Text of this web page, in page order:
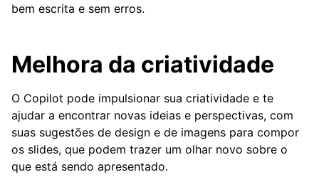
bem escrita e sem erros.
Melhora da criatividade
O Copilot pode impulsionar sua criatividade e te
ajudar a encontrar novas ideias e perspectivas, com
suas sugestões de design e de imagens para compor
os slides, que podem trazer um olhar novo sobre o
que está sendo apresentado.